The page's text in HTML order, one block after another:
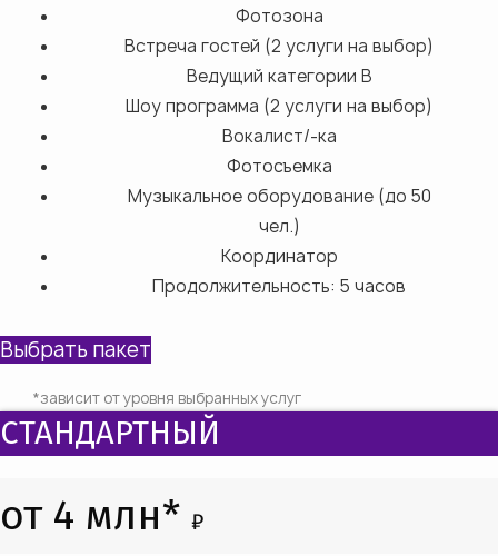
Фотозона
Встреча гостей (2 услуги на выбор)
Ведущий категории B
Шоу программа (2 услуги на выбор)
Вокалист/-ка
Фотосъемка
Музыкальное оборудование (до 50
чел.)
Координатор
Продолжительность: 5 часов
Выбрать пакет
*зависит от уровня выбранных услуг
СТАНДАРТНЫЙ
от 4 млн* ₽